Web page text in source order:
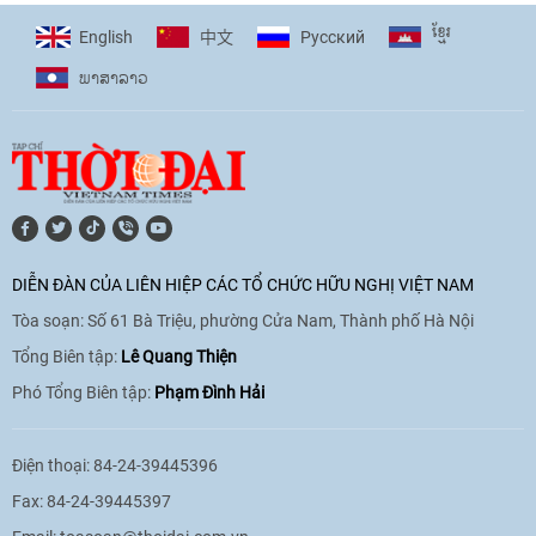
cùng thanh thiếu nhi tiên phong ứng
phó với biến đổi khí hậu
17:07|09/06/2026
[Video] Lào dành ưu tiên hàng đầu cho
quan hệ với Việt Nam
11:01 |09/06/2026
[Video] Doanh nghiệp Hoa Kỳ hỗ trợ
Việt Nam xác định danh tính người mất
tích trong chiến tranh
English 中文 Pусский ខ្មែរ
ພາ​ສາ​ລາວ
DIỄN ĐÀN CỦA LIÊN HIỆP CÁC TỔ CHỨC HỮU NGHỊ VIỆT NAM
Tòa soạn: Số 61 Bà Triệu, phường Cửa Nam, Thành phố Hà Nội
Tổng Biên tập: Lê Quang Thiện
Phó Tổng Biên tập: Phạm Đình Hải
Điện thoại: 84-24-39445396
Fax: 84-24-39445397